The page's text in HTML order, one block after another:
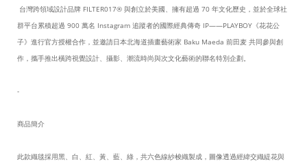
台灣跨領域設計品牌 FILTER017® 與創立於美國、擁有超過 70 年文化歷史，並於全球社
群平台累積超過 900 萬名 Instagram 追蹤者的國際經典傳奇 IP——PLAYBOY《花花公
子》進行官方授權合作，並邀請日本北海道插畫藝術家 Baku Maeda 前田麦 共同參與創
作，攜手推出橫跨視覺設計、攝影、潮流時尚與次文化藝術的聯名特別企劃。
-
商品簡介
此款織毯採用黑、白、紅、黃、藍、綠，共六色線紗梭織製成，圖像透過經緯交織緹花與